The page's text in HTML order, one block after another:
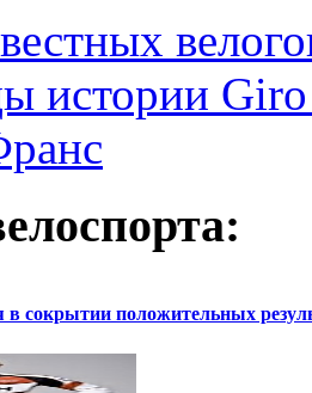
истории
в сокрытии положительных